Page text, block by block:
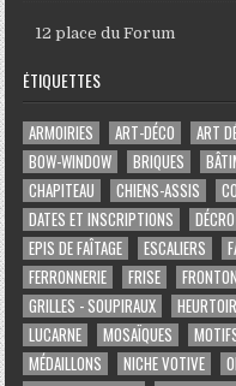
12 place du Forum
ÉTIQUETTES
ARMOIRIES ART-DÉCO ART
BOW-WINDOW
BRIQUES
CHAPITEAU
CHIENS-ASSIS
DATES ET INSCRIPTIONS
EPIS DE FAÎTAGE
ESCALIERS
FERRONNERIE
FRISE
GRILLES - SOUPIRAUX
HEURTOIR
LUCARNE
MOSAÏQUES
MÉDAILLONS
NICHE VOTIVE